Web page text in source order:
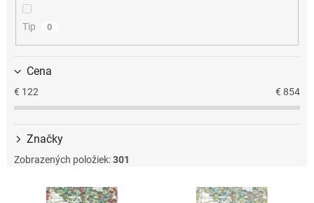
Tip 0
Cena
€ 122 € 854
Značky
Zobrazených položiek:301